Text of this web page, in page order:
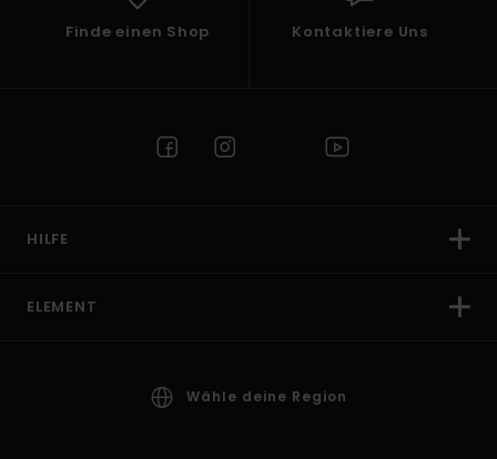
Finde einen Shop Kontaktiere Uns
HILFE
ELEMENT
Wähle deine Region